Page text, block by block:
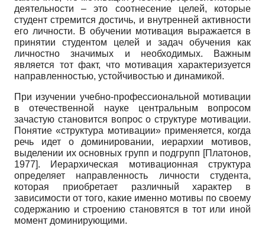
деятельности – это соотнесение целей, которые
студент стремится достичь, и внутренней активности
его личности. В обучении мотивация выражается в
принятии студентом целей и задач обучения как
личностно значимых и необходимых. Важным
является тот факт, что мотивация характеризуется
направленностью, устойчивостью и динамикой.
При изучении учебно-профессиональной мотивации
в отечественной науке центральным вопросом
зачастую становится вопрос о структуре мотивации.
Понятие «структура мотивации» применяется, когда
речь идет о доминировании, иерархии мотивов,
выделении их основных групп и подгрупп [Платонов,
1977]. Иерархическая мотивационная структура
определяет направленность личности студента,
которая приобретает различный характер в
зависимости от того, какие именно мотивы по своему
содержанию и строению становятся в тот или иной
момент доминирующими.